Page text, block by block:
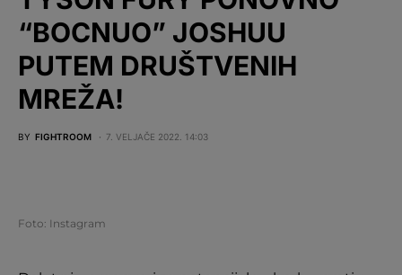
“BOCNUO” JOSHUU
PUTEM DRUŠTVENIH
MREŽA!
BY FIGHTROOM 7. VELJAČE 2022. 14:03
Foto: Instagram